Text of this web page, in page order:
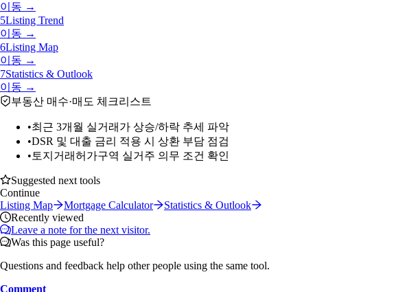
이동 →
5Listing Trend
이동 →
6Listing Map
이동 →
7Statistics & Outlook
이동 →
부동산 매수·매도 체크리스트
•최근 3개월 실거래가 상승/하락 추세 파악
•DSR 및 대출 금리 적용 시 상환 부담 점검
• 토지거래허가구역 실거주 의무 조건 확인
Suggested next tools
Continue
Listing Map
Mortgage Calculator
Statistics & Outlook
Recently viewed
Leave a note for the next visitor.
Was this page useful?
Questions and feedback help other people using the same tool.
Comment